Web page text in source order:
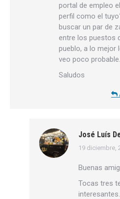
portal de empleo
perfil como el
buscar un par de
entre los puestos
pueblo, a lo mejor
veo poco probable.
Saludos
José Luís
dice:
19 diciembre,
Buenas
Tocas tres
interesantes.